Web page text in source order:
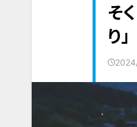
そ
り」